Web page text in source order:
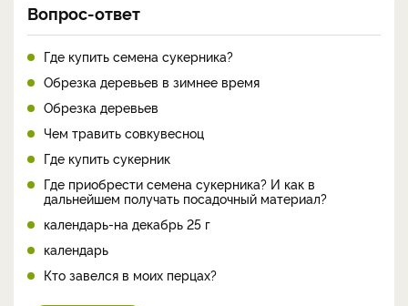
Вопрос-ответ
Где купить семена сукерника?
Обрезка деревьев в зимнее время
Обрезка деревьев
Чем травить совкувесноц
Где купить сукерник
Где приобрести семена сукерника? И как в
дальнейшем получать посадочный материал?
календарь-на декабрь 25 г
календарь
Кто завелся в моих перцах?